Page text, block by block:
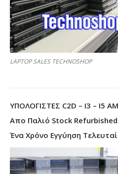
LAPTOP SALES TECHNOSHOP
ΥΠΟΛΟΓΙΣΤΕΣ C2D – I3 – I5
Απο Παλιό Stock Refurbished
Ένα Χρόνο Εγγύηση